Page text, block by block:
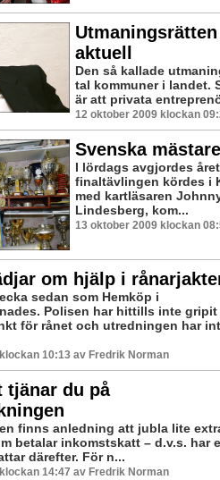
aktuell
Den så kallade
tal kommuner i landet.
är att privata
12 oktober 2009 klockan
Svenska
I lördags avgjordes
finaltävlingen kördes i
med kartläsaren
Lindesberg, kom...
13 oktober 2009 klockan
om hjälp i
sedan som Hemköp i
Polisen har hittills inte gripit
för rånet och utredningen har
10:13 av Fredrik Norman
tjänar du på
finns anledning att jubla lite
betalar inkomstskatt – d.v.s. har
därefter. För n...
14:47 av Fredrik Norman